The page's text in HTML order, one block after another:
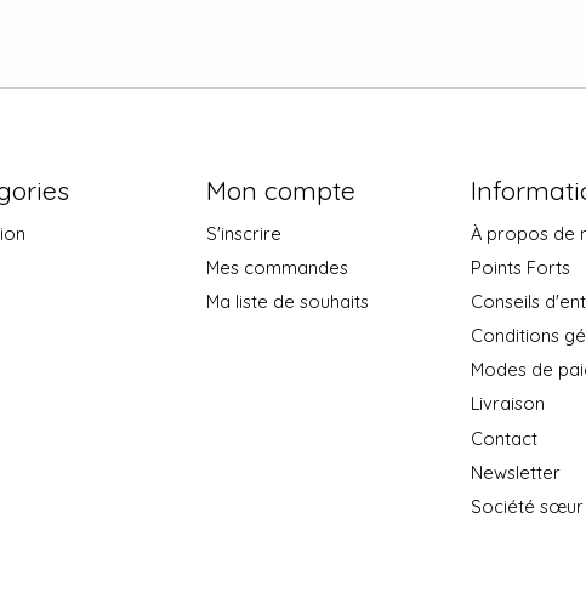
Mon compte
S'inscrire
Mes commandes
Ma liste de souhaits
À propos de
Points Forts
Conseils
Conditions
Modes de
Livraison
Contact
Newsletter
Société sœur